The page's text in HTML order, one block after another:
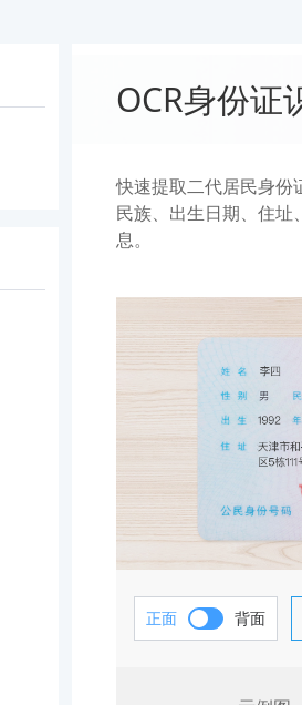
OCR身份证
快速提取二代居民身份
民族、出生日期、住
息。
正面 背面